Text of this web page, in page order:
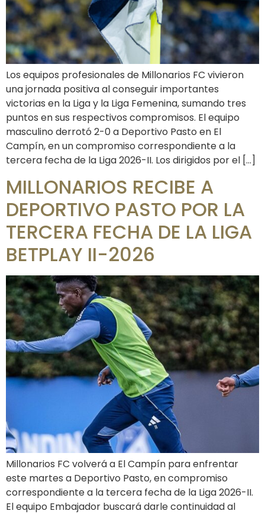
Los equipos profesionales de Millonarios FC vivieron
una jornada positiva al conseguir importantes
victorias en la Liga y la Liga Femenina, sumando tres
puntos en sus respectivos compromisos. El equipo
masculino derrotó 2-0 a Deportivo Pasto en El
Campín, en un compromiso correspondiente a la
tercera fecha de la Liga 2026-II. Los dirigidos por el […]
MILLONARIOS RECIBE A
DEPORTIVO PASTO POR LA
TERCERA FECHA DE LA LIGA
BETPLAY II-2026
Millonarios FC volverá a El Campín para enfrentar
este martes a Deportivo Pasto, en compromiso
correspondiente a la tercera fecha de la Liga 2026-II.
El equipo Embajador buscará darle continuidad al